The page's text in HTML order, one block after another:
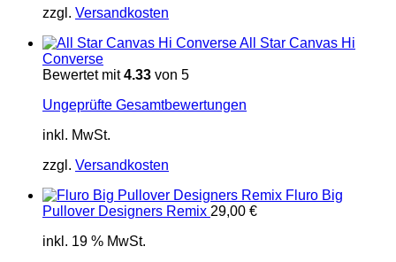
zzgl. Versandkosten
All Star Canvas Hi
Converse
Bewertet mit4.33 von 5
Ungeprüfte Gesamtbewertungen
inkl. MwSt.
zzgl. Versandkosten
Fluro Big
Pullover Designers Remix 29,00 €
inkl. 19 % MwSt.